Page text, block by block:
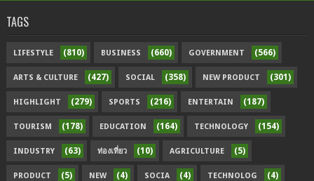
TAGS
LIFESTYLE (810) BUSINESS (660) GOVERNMENT (566)
ARTS & CULTURE (427) SOCIAL (358) NEW PRODUCT (301)
HIGHLIGHT (279) SPORTS (216) ENTERTAIN (187)
TOURISM (178) EDUCATION (164) TECHNOLOGY (154)
INDUSTRY (63) ท่องเที่ยว (10) AGRICULTURE (5)
PRODUCT (5) NEW (4) SOCIA (4) TECHNOLOG (4)